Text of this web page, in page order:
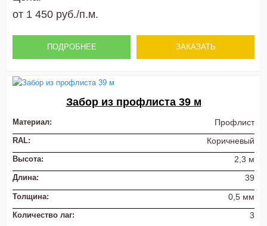
от 1 450 руб./п.м.
ПОДРОБНЕЕ ЗАКАЗАТЬ
Забор из профлиста 39 м
Материал: Профлист
RAL: Коричневый
Высота: 2,3 м
Длина: 39
Толщина: 0,5 мм
Количество лаг: 3